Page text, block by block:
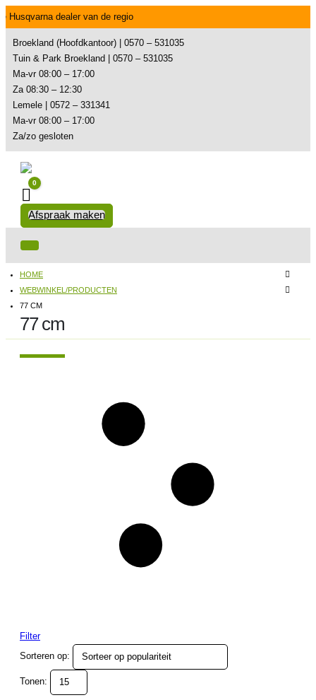
Husqvarna dealer van de regio
Broekland (Hoofdkantoor) | 0570 – 531035
Tuin & Park Broekland | 0570 – 531035
Ma-vr 08:00 – 17:00
Za 08:30 – 12:30
Lemele | 0572 – 331341
Ma-vr 08:00 – 17:00
Za/zo gesloten
Winkelwagen
0
Afspraak maken
HOME
WEBWINKEL/PRODUCTEN
77 CM
77 cm
Filter
Sorteren op:
Tonen: